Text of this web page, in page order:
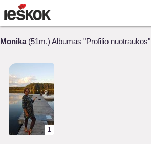
Monika(51m.) Albumas "Profilio nuotraukos"
1